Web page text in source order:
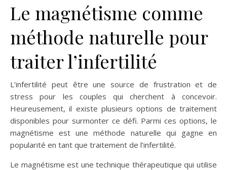
Le magnétisme comme
méthode naturelle pour
traiter l’infertilité
L’infertilité peut être une source de frustration et de
stress pour les couples qui cherchent à concevoir.
Heureusement, il existe plusieurs options de traitement
disponibles pour surmonter ce défi. Parmi ces options, le
magnétisme est une méthode naturelle qui gagne en
popularité en tant que traitement de l’infertilité.
Le magnétisme est une technique thérapeutique qui utilise